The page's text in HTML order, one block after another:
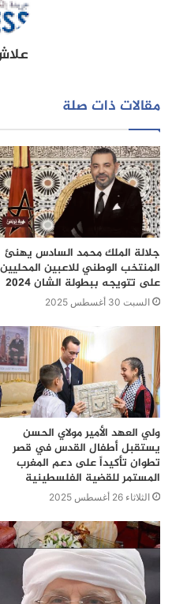
والتفاهم التامين، كما هو
المغاربة والأجانب
مقالات ذات صلة
جلالة الملك محمد السادس يهنئ
المنتخب الوطني للاعبين المحليين
على تتويجه ببطولة الشان 2024
السبت 30 أغسطس 2025
ولي العهد الأمير مولاي الحسن
يستقبل أطفال القدس في قصر
تطوان تأكيداً على دعم المغرب
المستمر للقضية الفلسطينية
الثلاثاء 26 أغسطس 2025